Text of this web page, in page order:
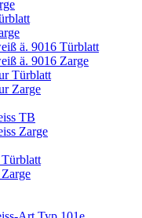
ä. 9016 Türblatt
ä. 9016 Zarge
Türblatt
Zarge
TB
Zarge